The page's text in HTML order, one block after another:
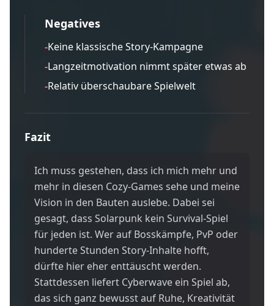
Negatives
-Keine klassische Story-Kampagne
-Langzeitmotivation nimmt später etwas ab
-Relativ überschaubare Spielwelt
Fazit
Ich muss gestehen, dass ich mich mehr und
mehr in diesen Cozy-Games sehe und meine
Vision in den Bauten auslebe. Dabei sei
gesagt, dass Solarpunk kein Survival-Spiel
für jeden ist. Wer auf Bosskämpfe, PvP oder
hunderte Stunden Story-Inhalte hofft,
dürfte hier eher enttäuscht werden.
Stattdessen liefert Cyberwave ein Spiel ab,
das sich ganz bewusst auf Ruhe, Kreativität